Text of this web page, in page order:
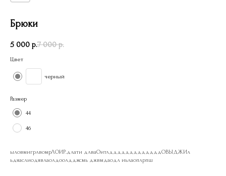
Брюки
5 000 р.7 000 р.
Цвет
черный
Размер
44
46
ыловмигрлвомрЛОИР.длати длваОитлдддддддддддддОВЫДЖИл
ьдяаслиодявлаолдоолдджсмь джвмдаодл иьлаоплрпш